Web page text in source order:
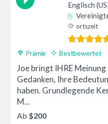
Englisch
ortszeit
Prämie Bestbewertet
Joe bringt IHRE
Gedanken, Ihre
haben. Grundlegende
M...
Ab $200